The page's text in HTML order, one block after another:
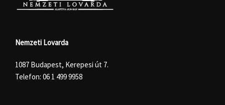
Nemzeti Lovarda
1087 Budapest, Kerepesi út 7.
Telefon: 06 1 499 9958